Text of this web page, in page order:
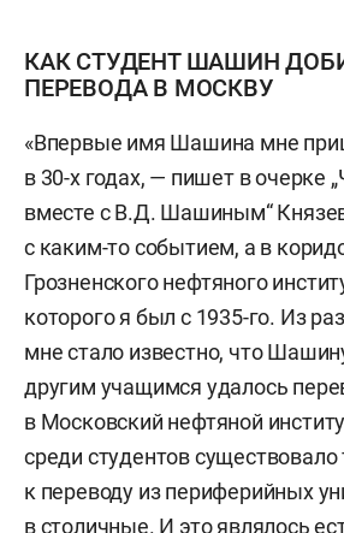
КАК СТУДЕНТ ШАШИН
ПЕРЕВОДА В МОСКВУ
«Впервые имя Шашина мне
в 30-х годах, — пишет в очерке
вместе с В.Д. Шашиным“
с каким-то событием, а в
Грозненского нефтяного
которого я был с 1935-го. Из
мне стало известно, что
другим учащимся удалось
в Московский нефтяной
среди студентов существовало
к переводу из периферийных
в столичные. И это являлось